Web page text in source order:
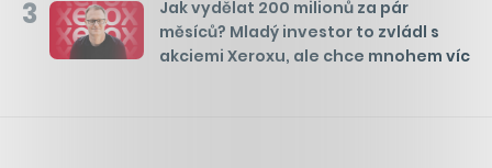
3
Jak vydělat 200 milionů za pár
měsíců? Mladý investor to zvládl s
akciemi Xeroxu, ale chce mnohem víc